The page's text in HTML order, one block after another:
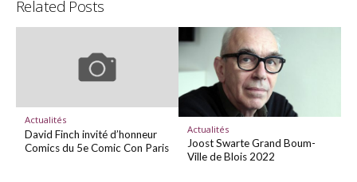
Related Posts
Actualités
David Finch invité d’honneur
Comics du 5e Comic Con Paris
Actualités
Joost Swarte Grand Boum-
Ville de Blois 2022